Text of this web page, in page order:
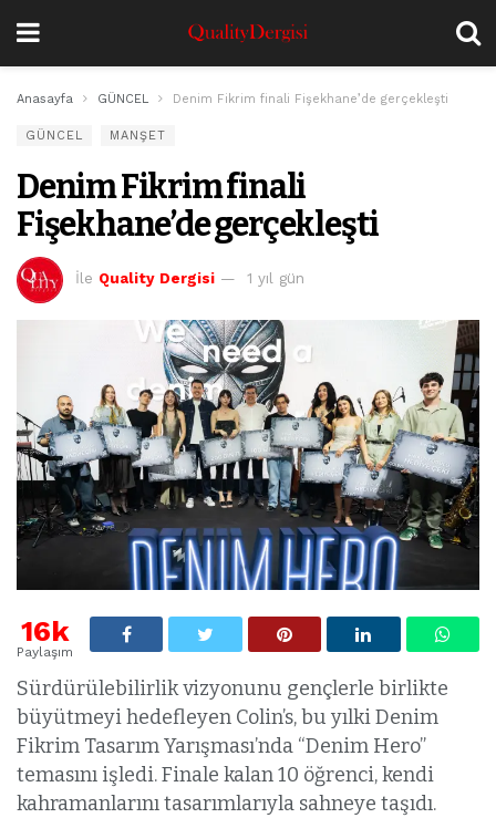
Anasayfa GÜNCEL Denim Fikrim finali Fişekhane’de gerçekleşti
GÜNCEL MANŞET
Denim Fikrim finali
Fişekhane’de gerçekleşti
İle Quality Dergisi 1 yıl gün
16k
Paylaşım
Sürdürülebilirlik vizyonunu gençlerle birlikte
büyütmeyi hedefleyen Colin’s, bu yılki Denim
Fikrim Tasarım Yarışması’nda “Denim Hero”
temasını işledi. Finale kalan 10 öğrenci, kendi
kahramanlarını tasarımlarıyla sahneye taşıdı.